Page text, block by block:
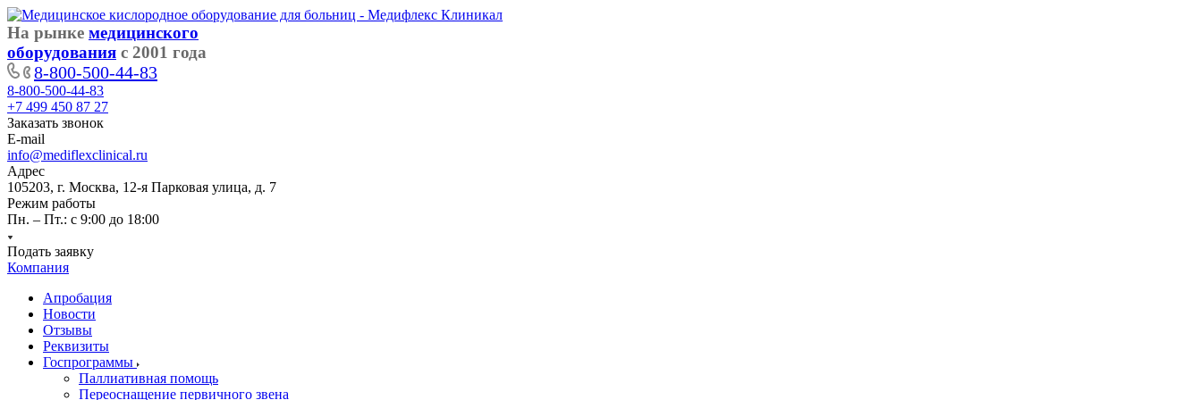
На рынке медицинского
оборудования с 2001 года
8-800-500-44-83
8-800-500-44-83
+7 499 450 87 27
Заказать звонок
E-mail
info@mediflexclinical.ru
Адрес
105203, г. Москва, 12-я Парковая улица, д. 7
Режим работы
Пн. – Пт.: с 9:00 до 18:00
Подать заявку
Компания
Апробация
Новости
Отзывы
Реквизиты
Госпрограммы
Паллиативная помощь
Переоснащение первичного звена